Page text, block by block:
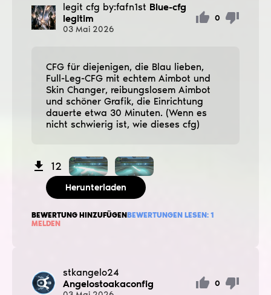
legit cfg by:fafn1st Blue-cfg
legitim
03 Mai 2026
0
CFG für diejenigen, die Blau lieben,
Full-Leg-CFG mit echtem Aimbot und
Skin Changer, reibungslosem Aimbot
und schöner Grafik, die Einrichtung
dauerte etwa 30 Minuten. (Wenn es
nicht schwierig ist, wie dieses cfg)
12
Herunterladen
BEWERTUNG HINZUFÜGENBEWERTUNGEN LESEN: 1
MELDEN
stkangelo24
Angelostoakaconfig
0